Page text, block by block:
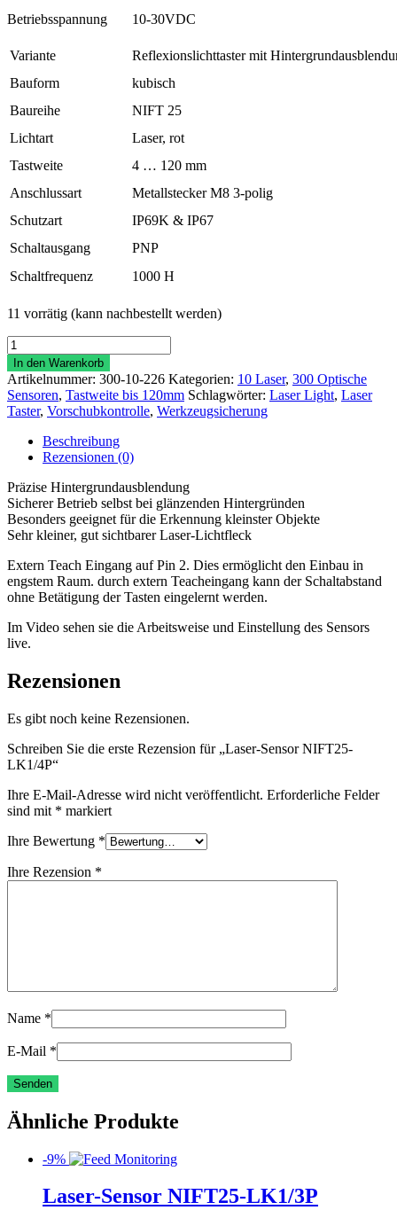
Betriebsspannung 10-30VDC
Variante
Reflexionslichttaster mit
Bauform
kubisch
Baureihe
NIFT 25
Lichtart
Laser, rot
Tastweite
4 … 120 mm
Anschlussart
Metallstecker M8 3-polig
Schutzart
IP69K & IP67
Schaltausgang
PNP
Schaltfrequenz
1000 H
11 vorrätig (kann nachbestellt werden)
Laser-
Sensor
NIFT25-
LK1/4P
Menge
In den Warenkorb
Artikelnummer: 300-10-226 Kategorien: 10 Laser, 300 Optische
Sensoren, Tastweite bis 120mm Schlagwörter: Laser Light, Laser
Taster, Vorschubkontrolle, Werkzeugsicherung
Beschreibung
Rezensionen (0)
Präzise Hintergrundausblendung
Sicherer Betrieb selbst bei glänzenden Hintergründen
Besonders geeignet für die Erkennung kleinster Objekte
Sehr kleiner, gut sichtbarer Laser-Lichtfleck
Extern Teach Eingang auf Pin 2. Dies ermöglicht den Einbau in
engstem Raum. durch extern Teacheingang kann der Schaltabstand
ohne Betätigung der Tasten eingelernt werden.
Im Video sehen sie die Arbeitsweise und Einstellung des Sensors
live.
Rezensionen
Es gibt noch keine Rezensionen.
Schreiben Sie die erste Rezension für „Laser-Sensor NIFT25-
LK1/4P“
Ihre E-Mail-Adresse wird nicht veröffentlicht. Erforderliche Felder
sind mit * markiert
Ihre Bewertung *
Ihre Rezension *
Name *
E-Mail *
Ähnliche Produkte
-9%
Laser-Sensor NIFT25-LK1/3P